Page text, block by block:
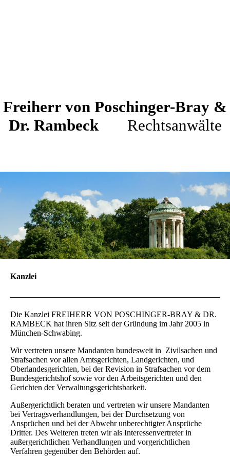
Freiherr von Poschinger-Bray &
Dr. RambeckRechtsanwälte
Kanzlei
Die Kanzlei FREIHERR VON POSCHINGER-BRAY & DR.
RAMBECK hat ihren Sitz seit der Gründung im Jahr 2005 in
München-Schwabing.
Wir vertreten unsere Mandanten bundesweit in Zivilsachen und
Strafsachen vor allen Amtsgerichten, Landgerichten, und
Oberlandesgerichten, bei der Revision in Strafsachen vor dem
Bundesgerichtshof sowie vor den Arbeitsgerichten und den
Gerichten der Verwaltungsgerichtsbarkeit.
Außergerichtlich beraten und vertreten wir unsere Mandanten
bei Vertragsverhandlungen, bei der Durchsetzung von
Ansprüchen und bei der Abwehr unberechtigter Ansprüche
Dritter. Des Weiteren treten wir als Interessenvertreter in
außergerichtlichen Verhandlungen und vorgerichtlichen
Verfahren gegenüber den Behörden auf.